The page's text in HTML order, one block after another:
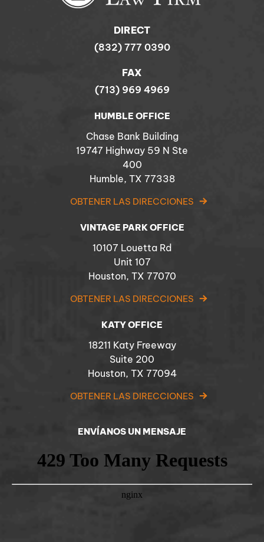
DIRECT
(832) 777 0390
FAX
(713) 969 4969
HUMBLE OFFICE
Chase Bank Building
19747 Highway 59 N Ste
400
Humble, TX 77338
OBTENER LAS DIRECCIONES
VINTAGE PARK OFFICE
10107 Louetta Rd
Unit 107
Houston, TX 77070
OBTENER LAS DIRECCIONES
KATY OFFICE
18211 Katy Freeway
Suite 200
Houston, TX 77094
OBTENER LAS DIRECCIONES
ENVÍANOS UN MENSAJE